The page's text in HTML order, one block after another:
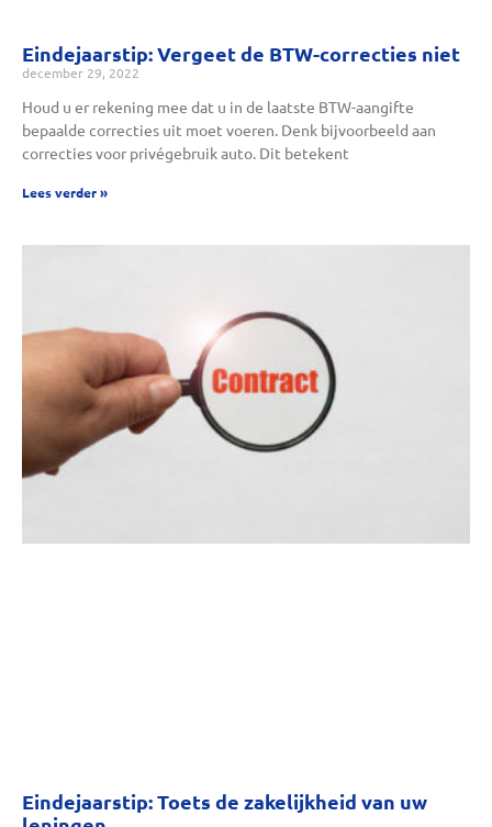
Eindejaarstip: Vergeet de BTW-correcties niet
december 29, 2022
Houd u er rekening mee dat u in de laatste BTW-aangifte
bepaalde correcties uit moet voeren. Denk bijvoorbeeld aan
correcties voor privégebruik auto. Dit betekent
Lees verder »
Eindejaarstip: Toets de zakelijkheid van uw